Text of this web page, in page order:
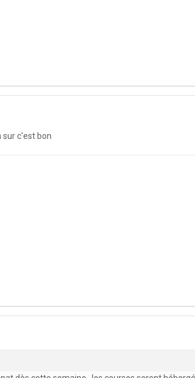
sur c'est bon